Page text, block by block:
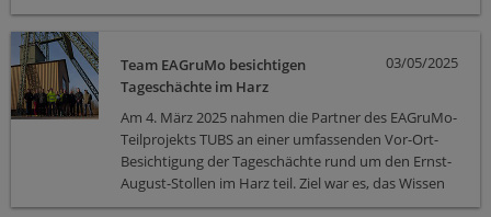
03/05/2025
Team EAGruMo besichtigen
Tageschächte im Harz
Am 4. März 2025 nahmen die Partner des EAGruMo-
Teilprojekts TUBS an einer umfassenden Vor-Ort-
Besichtigung der Tageschächte rund um den Ernst-
August-Stollen im Harz teil. Ziel war es, das Wissen
über verwahrte Tagesschächte zu vertiefen und